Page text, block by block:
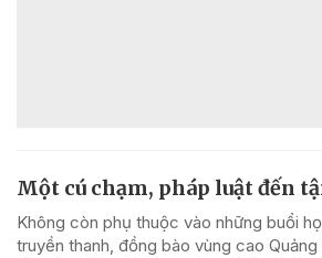
Một cú chạm, pháp luật đến
Không còn phụ thuộc vào những buổi
truyền thanh, đồng bào vùng cao